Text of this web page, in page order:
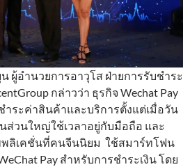
ผู้อำนวยการอาวุโส ฝ่ายการรับชำระ
กล่าวว่า ธุรกิจ Wechat Pay
ชำระค่าสินค้าและบริการตั้งแต่เมื่อวัน
ส่วนใหญ่ใช้เวลาอยู่กับมือถือ และ
พลิเคชั่นที่คนจีนนิยม ใช้สมาร์ทโฟน
Pay สำหรับการชำระเงิน โดย